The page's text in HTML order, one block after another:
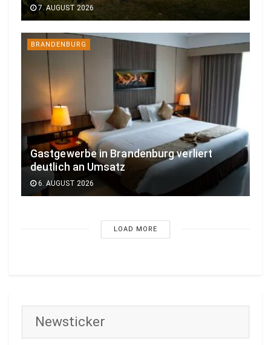
7. AUGUST 2026
BRANDENBURG
Gastgewerbe in Brandenburg verliert
deutlich an Umsatz
6. AUGUST 2026
LOAD MORE
Newsticker